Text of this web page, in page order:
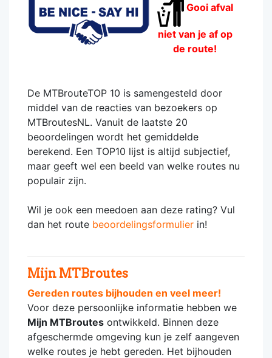
Gooi afval
niet van je af op
de route!
De MTBrouteTOP 10 is samengesteld door
middel van de reacties van bezoekers op
MTBroutesNL. Vanuit de laatste 20
beoordelingen wordt het gemiddelde
berekend. Een TOP10 lijst is altijd subjectief,
maar geeft wel een beeld van welke routes nu
populair zijn.
Wil je ook een meedoen aan deze rating? Vul
dan het route beoordelingsformulier in!
Mijn MTBroutes
Gereden routes bijhouden en veel meer!
Voor deze persoonlijke informatie hebben we
Mijn MTBroutes ontwikkeld. Binnen deze
afgeschermde omgeving kun je zelf aangeven
welke routes je hebt gereden. Het bijhouden